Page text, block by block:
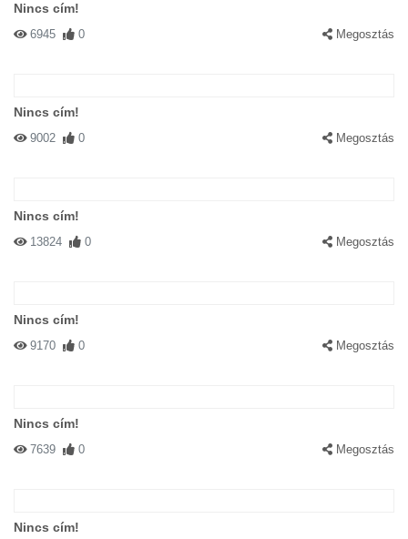
Nincs cím!
6945 0 Megosztás
Nincs cím!
9002 0 Megosztás
Nincs cím!
13824 0 Megosztás
Nincs cím!
9170 0 Megosztás
Nincs cím!
7639 0 Megosztás
Nincs cím!